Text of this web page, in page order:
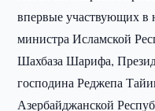
впервые участвующих
министра Исламской
Шахбаза Шарифа,
господина Реджепа
Азербайджанской